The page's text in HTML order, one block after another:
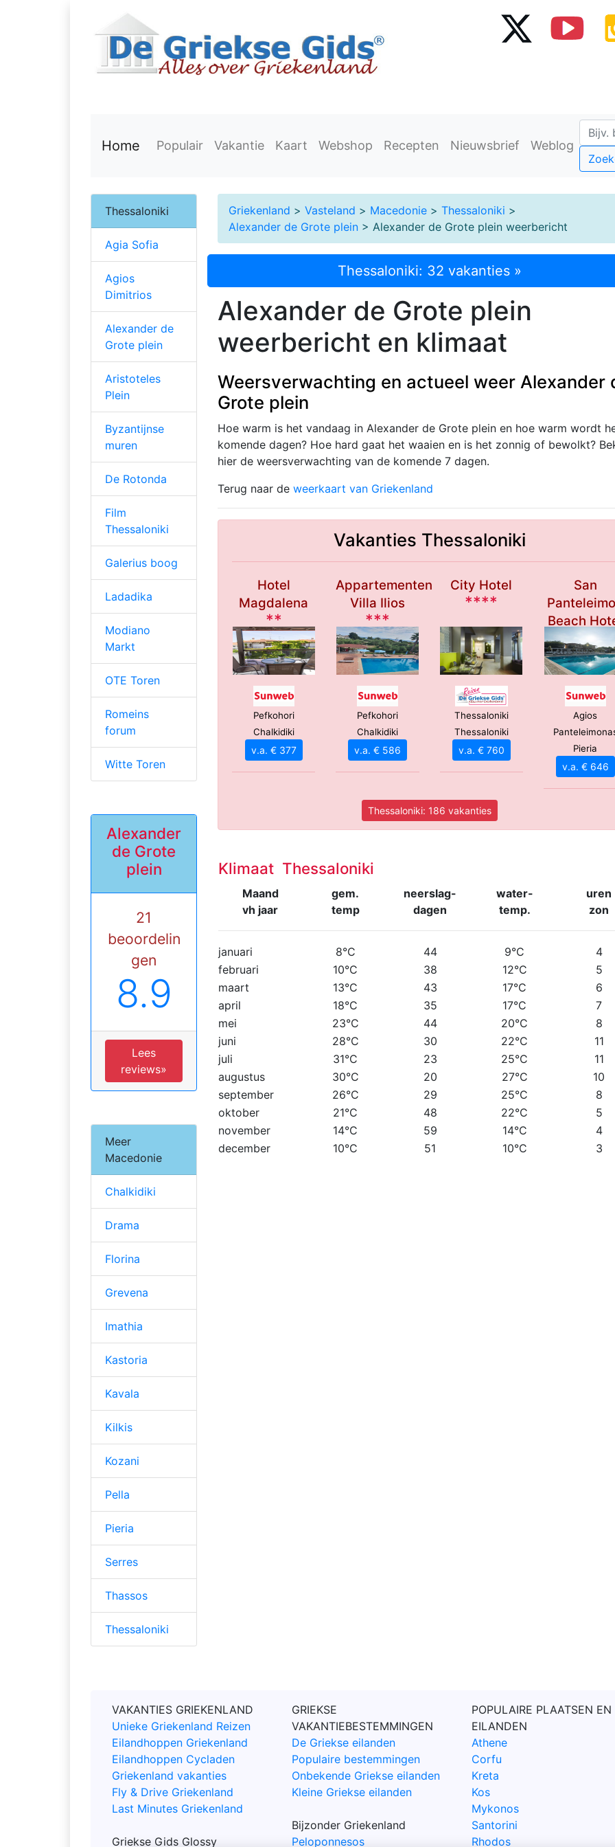
Home Populair Vakantie Kaart Webshop Recepten Nieuwsbrief Weblog
Griekenland > Vasteland > Macedonie > Thessaloniki >
Alexander de Grote plein > Alexander de Grote plein weerbericht
Thessaloniki: 32 vakanties »
Alexander de Grote plein
weerbericht en klimaat
Weersverwachting en actueel weer Alexander
Grote plein
Hoe warm is het vandaag in Alexander de Grote plein en hoe warm wordt
komende dagen? Hoe hard gaat het waaien en is het zonnig of bewolkt?
hier de weersverwachting van de komende 7 dagen.
Terug naar de weerkaart van Griekenland
Vakanties Thessaloniki
Hotel
Magdalena
**
Pefkohori
Chalkidiki
v.a. € 377
Appartementen
Villa Ilios
***
Pefkohori
Chalkidiki
v.a. € 586
City Hotel
****
Thessaloniki
Thessaloniki
v.a. € 760
San
Beach
****
Agios
Pieria
v.a. € 646
Thessaloniki: 186 vakanties
Klimaat Thessaloniki
Maand
vh jaar
gem.
temp
neerslag-
dagen
water-
temp.
uren
zon
januari 8°C 44 9°C
4
februari
10°C 38 12°C
5
maart
13°C 43 17°C
6
april
18°C 35 17°C
7
mei
23°C 44 20°C
8
juni
28°C 30 22°C
11
juli
31°C 23 25°C
11
augustus
30°C 20 27°C
10
september
26°C 29 25°C
8
oktober
21°C 48 22°C
5
november
14°C 59 14°C
4
december
10°C 51 10°C 3
Thessaloniki
Agia Sofia
Agios
Dimitrios
Alexander de
Grote plein
Aristoteles
Plein
Byzantijnse
muren
De Rotonda
Film
Thessaloniki
Galerius boog
Ladadika
Modiano
Markt
OTE Toren
Romeins
forum
Witte Toren
Alexander
de Grote
plein
21
beoordelin
gen
8.9
Lees
reviews»
Meer
Macedonie
Chalkidiki
Drama
Florina
Grevena
Imathia
Kastoria
Kavala
Kilkis
Kozani
Pella
Pieria
Serres
Thassos
Thessaloniki
VAKANTIES GRIEKENLAND
Unieke Griekenland Reizen
Eilandhoppen Griekenland
Eilandhoppen Cycladen
Griekenland vakanties
Fly & Drive Griekenland
Last Minutes Griekenland
Griekse Gids Glossy
GRIEKSE
VAKANTIEBESTEMMINGEN
De Griekse eilanden
Populaire bestemmingen
Onbekende Griekse eilanden
Kleine Griekse eilanden
Bijzonder Griekenland
Peloponnesos
POPULAIRE PLAATSEN EN
EILANDEN
Athene
Corfu
Kreta
Kos
Mykonos
Santorini
Rhodos